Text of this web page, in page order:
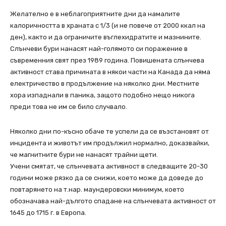
Желателно е в неблагоприятните дни да намалите
калоричността в храната с 1/3 (и не повече от 2000 ккал на
ден), както и да ограничите въглехидратите и мазнините.
Слънчеви бури нанасят най-голямото си поражение в
съвременния свят през 1989 година. Повишената слънчева
активност става причината в някои части на Канада да няма
електричество в продължение на няколко дни. Местните
хора изпаднали в паника, защото подобно нещо никога
преди това не им се било случвало.
Няколко дни по-късно обаче те успели да се възстановят от
инцидента и животът им продължил нормално, доказвайки,
че магнитните бури не нанасят трайни щети.
Учени смятат, че слънчевата активност в следващите 20-30
години може рязко да се снижи, което може да доведе до
повтарянето на т.нар. маундеровски минимум, което
обозначава най-дългото спадане на слънчевата активност от
1645 до 1715 г. в Европа.